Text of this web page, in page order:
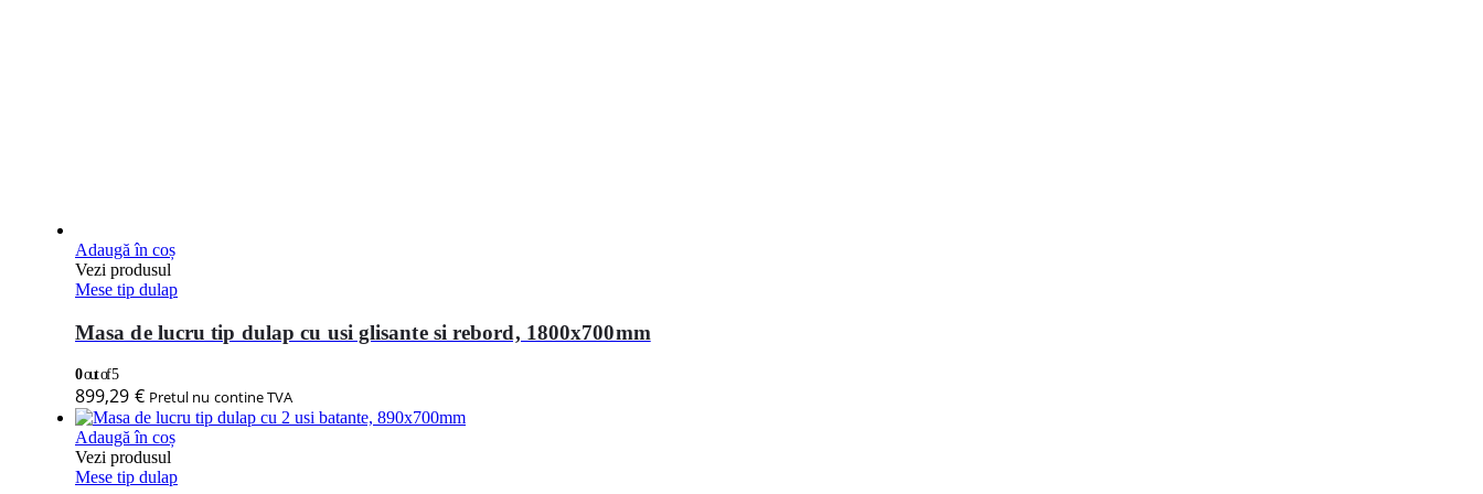
Adaugă în coș
Vezi produsul
Mese tip dulap
Masa de lucru tip dulap cu usi glisante si rebord, 1800x700mm
0out of 5
899,29 € Pretul nu contine TVA
Adaugă în coș
Vezi produsul
Mese tip dulap